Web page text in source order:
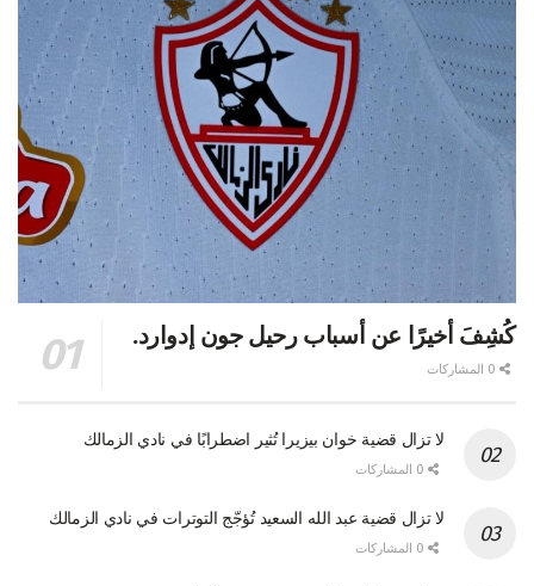
كُشِفَ أخيرًا عن أسباب رحيل جون إدوارد.
لا تزال قضية خوان بيزيرا تُثير اضطرابًا في نادي الزمالك
لا تزال قضية عبد الله السعيد تُؤجّج التوترات في نادي الزمالك